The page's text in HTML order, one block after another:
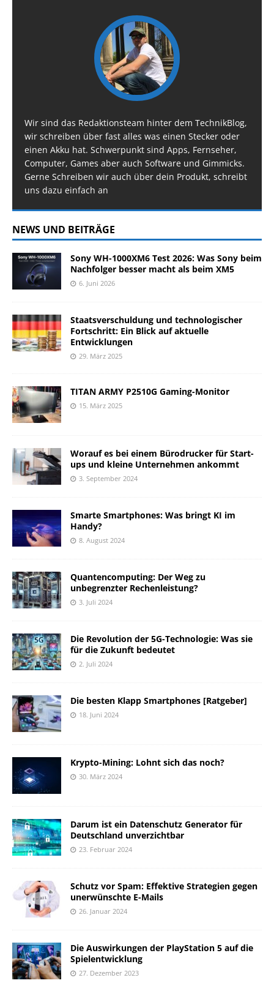
Wir sind das Redaktionsteam hinter dem TechnikBlog,
wir schreiben über fast alles was einen Stecker oder
einen Akku hat. Schwerpunkt sind Apps, Fernseher,
Computer, Games aber auch Software und Gimmicks.
Gerne Schreiben wir auch über dein Produkt, schreibt
uns dazu einfach an
NEWS UND BEITRÄGE
Sony WH-1000XM6 Test 2026: Was Sony beim
Nachfolger besser macht als beim XM5
6. Juni 2026
Staatsverschuldung und technologischer
Fortschritt: Ein Blick auf aktuelle
Entwicklungen
29. März 2025
TITAN ARMY P2510G Gaming-Monitor
15. März 2025
Worauf es bei einem Bürodrucker für Start-
ups und kleine Unternehmen ankommt
3. September 2024
Smarte Smartphones: Was bringt KI im
Handy?
8. August 2024
Quantencomputing: Der Weg zu
unbegrenzter Rechenleistung?
3. Juli 2024
Die Revolution der 5G-Technologie: Was sie
für die Zukunft bedeutet
2. Juli 2024
Die besten Klapp Smartphones [Ratgeber]
18. Juni 2024
Krypto-Mining: Lohnt sich das noch?
30. März 2024
Darum ist ein Datenschutz Generator für
Deutschland unverzichtbar
23. Februar 2024
Schutz vor Spam: Effektive Strategien gegen
unerwünschte E-Mails
26. Januar 2024
Die Auswirkungen der PlayStation 5 auf die
Spielentwicklung
27. Dezember 2023